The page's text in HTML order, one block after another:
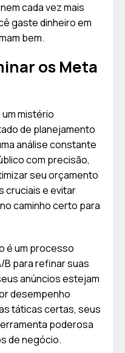
cada vez mais
gaste dinheiro em
bem.
os Meta
um mistério
de planejamento
análise constante
com precisão,
seu orçamento
cruciais e evitar
caminho certo para
é um processo
para refinar suas
anúncios estejam
desempenho
táticas certas, seus
poderosa
de negócio.